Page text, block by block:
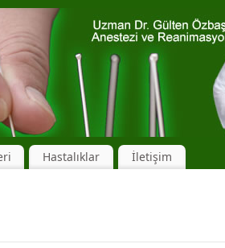
Hastalıklar İletişim